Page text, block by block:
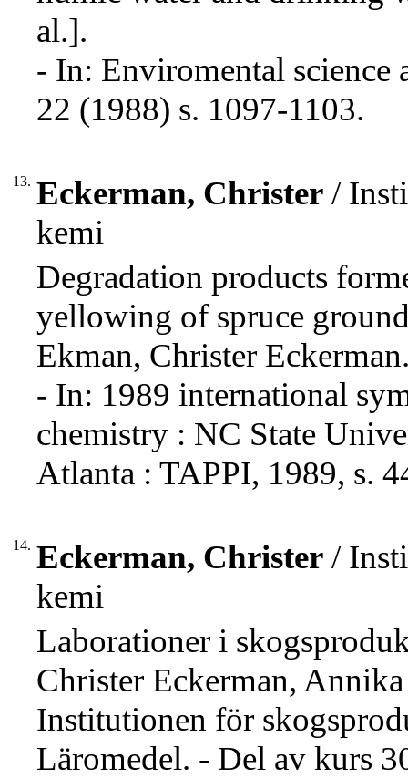
al.].
- In: Enviromental
22 (1988) s. 1097-1103.
13. Eckerman, Christer /
kemi
Degradation products
yellowing of spruce
Ekman, Christer
- In: 1989 international
chemistry : NC State
Atlanta : TAPPI, 1989, s.
14. Eckerman, Christer /
kemi
Laborationer i
Christer Eckerman,
Institutionen för
Läromedel. - Del av kurs